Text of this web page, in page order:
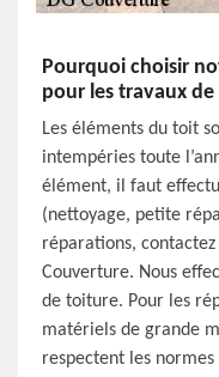
Pourquoi choisir
pour les travaux
Les éléments du toit
intempéries toute
élément, il faut
(nettoyage, petite
réparations,
Couverture. Nous
de toiture. Pour les
matériels de grande
respectent les